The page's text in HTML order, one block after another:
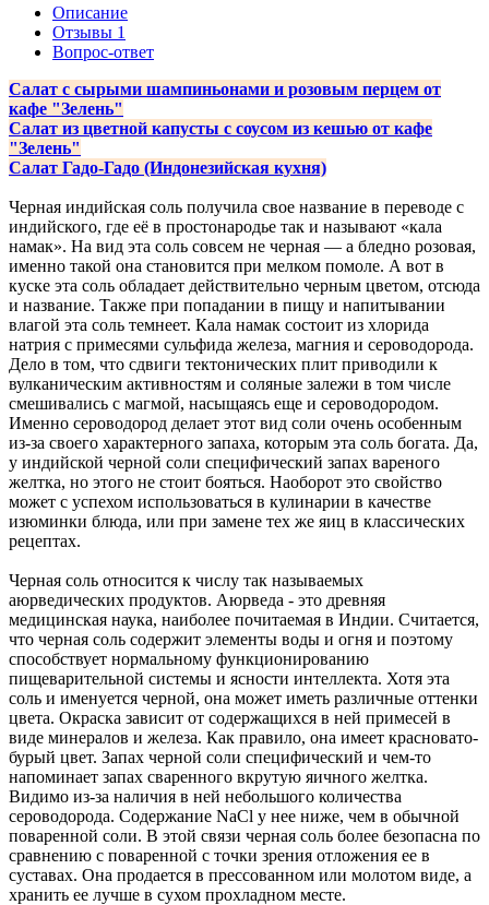
Описание
Отзывы 1
Вопрос-ответ
Салат с сырыми шампиньонами и розовым перцем от
кафе "Зелень"
Салат из цветной капусты с соусом из кешью от кафе
"Зелень"
Салат Гадо-Гадо (Индонезийская кухня)
Черная индийская соль получила свое название в переводе с
индийского, где её в простонародье так и называют «кала
намак». На вид эта соль совсем не черная — а бледно розовая,
именно такой она становится при мелком помоле. А вот в
куске эта соль обладает действительно черным цветом, отсюда
и название. Также при попадании в пищу и напитывании
влагой эта соль темнеет. Кала намак состоит из хлорида
натрия с примесями сульфида железа, магния и сероводорода.
Дело в том, что сдвиги тектонических плит приводили к
вулканическим активностям и соляные залежи в том числе
смешивались с магмой, насыщаясь еще и сероводородом.
Именно сероводород делает этот вид соли очень особенным
из-за своего характерного запаха, которым эта соль богата. Да,
у индийской черной соли специфический запах вареного
желтка, но этого не стоит бояться. Наоборот это свойство
может с успехом использоваться в кулинарии в качестве
изюминки блюда, или при замене тех же яиц в классических
рецептах.
Черная соль относится к числу так называемых
аюрведических продуктов. Аюрведа - это древняя
медицинская наука, наиболее почитаемая в Индии. Считается,
что черная соль содержит элементы воды и огня и поэтому
способствует нормальному функционированию
пищеварительной системы и ясности интеллекта. Хотя эта
соль и именуется черной, она может иметь различные оттенки
цвета. Окраска зависит от содержащихся в ней примесей в
виде минералов и железа. Как правило, она имеет красновато-
бурый цвет. Запах черной соли специфический и чем-то
напоминает запах сваренного вкрутую яичного желтка.
Видимо из-за наличия в ней небольшого количества
сероводорода. Содержание NaCl у нее ниже, чем в обычной
поваренной соли. В этой связи черная соль более безопасна по
сравнению с поваренной с точки зрения отложения ее в
суставах. Она продается в прессованном или молотом виде, а
хранить ее лучше в сухом прохладном месте.